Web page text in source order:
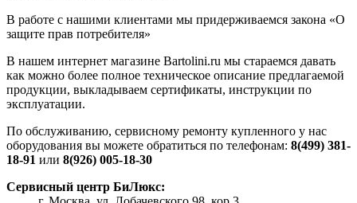
В работе с нашими клиентами мы придерживаемся закона «О
защите прав потребителя»
В нашем интернет магазине Bartolini.ru мы стараемся давать
как можно более полное техническое описание предлагаемой
продукции, выкладываем сертификаты, инструкции по
эксплуатации.
По обслуживанию, сервисному ремонту купленного у нас
оборудования вы можете обратиться по телефонам: 8(499) 381-
18-91 или 8(926) 005-18-30
Сервисный центр БиЛюкс: